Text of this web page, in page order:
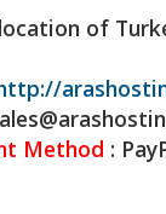
of
Method :